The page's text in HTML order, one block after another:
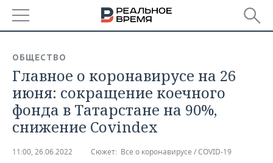
БАШКОРТОСТАН
ТАТАРСТАН
УДМУРТИЯ
НОВОСТИ
АНАЛИТИКА
НОВОСТИ АНАЛИТИКИ
ДЕКЛАРАЦИИ О ДОХОДАХ
ЭКОНОМИКА
НОВОСТИ ЭКОНОМИКИ
ПРОМЫШЛЕННОСТЬ
ОБЩЕСТВО
Главное о коронавирусе на 26
июня: сокращение коечного
фонда в Татарстане на 90%,
снижение Covindex
11:00, 26.06.2022 Сюжет: Все о коронавирусе / COVID-19